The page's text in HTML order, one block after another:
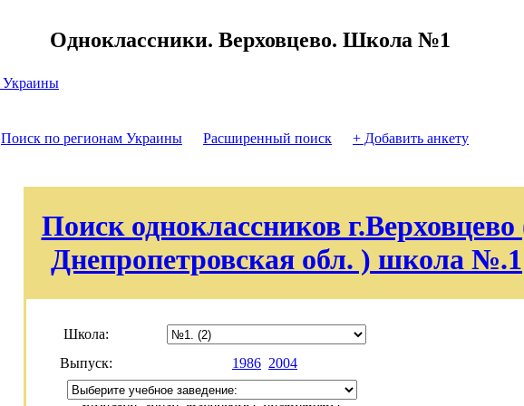
Одноклассники. Верховцево. Школа №1
Поиск по регионам Украины Расширенный поиск + Добавить анкету
Поиск одноклассников г.Верховцево
Днепропетровская обл. ) школа №.1
Школа:
Выпуск:
1986 2004